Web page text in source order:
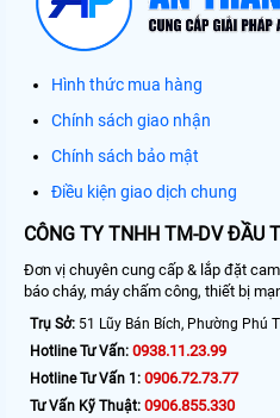
Hình thức mua hàng
Chính sách giao nhận
Chính sách bảo mật
Điều kiện giao dịch chung
CÔNG TY TNHH TM-DV ĐẦU
Đơn vị chuyên cung cấp & lắp đặt
báo cháy, máy chấm công, thiết bị
Trụ Sở: 51 Lũy Bán Bích, Phường Phú
Hotline Tư Vấn: 0938.11.23.99
Hotline Tư Vấn 1: 0906.72.73.77
Tư Vấn Kỹ Thuật: 0906.855.330